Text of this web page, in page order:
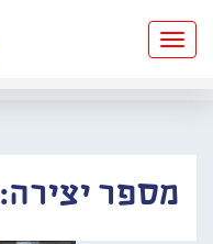
Toggle
navigation
מספר יצירה: #3104